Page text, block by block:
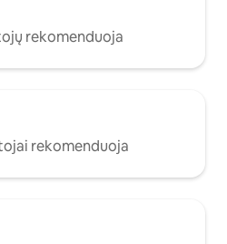
rekomenduoja
rekomenduoja